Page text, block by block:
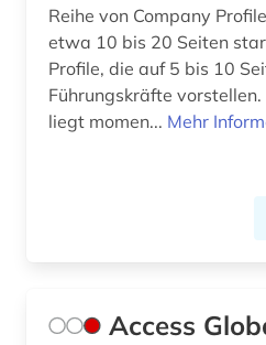
bürgerliches recht (1)
bürokratie (1)
Reihe von Company
etwa 10 bis 20 Seiten
Profile, die auf 5 bis 10
Führungskräfte
liegt momen... Mehr
Access